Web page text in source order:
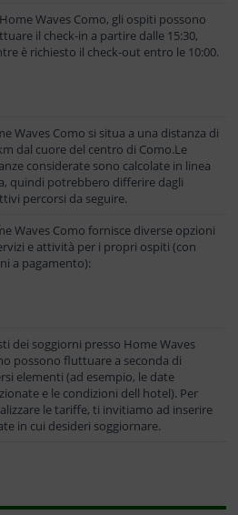
Waves Como, gli ospiti possono
il check-in a partire dalle 15:30,
è richiesto il check-out entro le 10:00.
Waves Como si situa a una distanza di
dal cuore del centro di Como.Le
considerate sono calcolate in linea
quindi potrebbero differire dagli
percorsi da seguire.
Waves Como fornisce diverse opzioni
e attività per i propri ospiti (con
a pagamento):
dei soggiorni presso Home Waves
possono fluttuare a seconda di
elementi (ad esempio, le date
e le condizioni dell hotel). Per
le tariffe, ti invitiamo ad inserire
in cui desideri soggiornare.